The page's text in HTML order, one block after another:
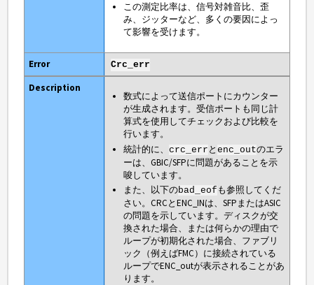
この測定比率は、信号対雑音比、歪
み、ジッターなど、多くの要因によっ
て影響を受けます。
Crc_err
数式によって送信ポートにカウンター
が生成されます。受信ポートも同じ計
算式を使用してチェックおよび比較を
行います。
統計的に、crc_err とenc_outのエラ
ーは、GBIC/SFPに問題があることを示
唆しています。
また、以下のbad_eof も参照してくだ
さい。CRCとENC_INは、SFPまたはASIC
の問題を示しています。ディスクが交
換された場合、または何らかの理由で
ループが初期化された場合、ファブリ
ック（例えばFMC）に接続されている
ループでENC_outが表示されることがあ
ります。